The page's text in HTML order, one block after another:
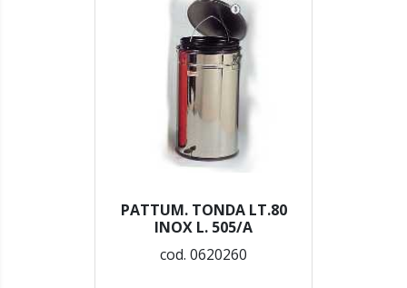
PATTUM. TONDA LT.80
INOX L. 505/A
cod. 0620260